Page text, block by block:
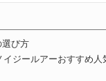
選び方
イジールアーおすすめ